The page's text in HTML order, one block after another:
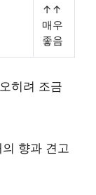
↑↑
매우
좋음
히려 조금
향과 견고